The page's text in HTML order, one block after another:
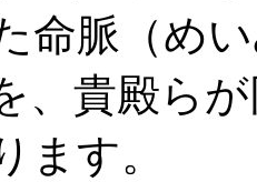
命脈（め
、貴殿ら
ます。